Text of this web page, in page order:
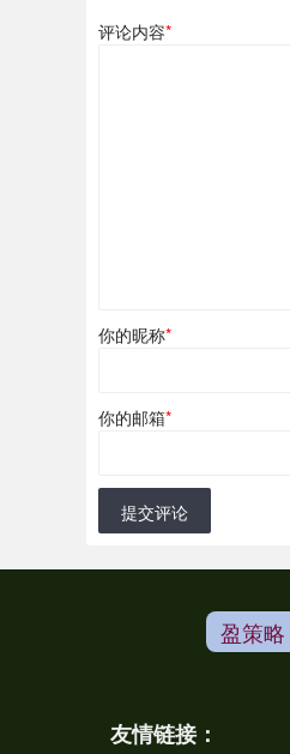
评论内容*
你的昵称*
你的邮箱*
提交评论
盈策略
友情链接：